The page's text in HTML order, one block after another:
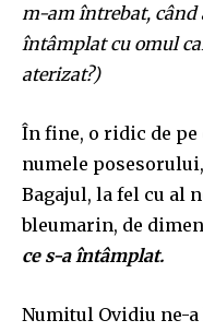
m-am întrebat, când
întâmplat cu omul
aterizat?)
În fine, o ridic de
numele
Bagajul, la fel cu al
bleumarin, de
ce s-a întâmplat.
Numitul Ovidiu ne-a